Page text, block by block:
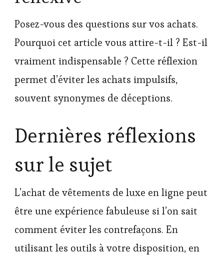
Posez-vous des questions sur vos achats.
Pourquoi cet article vous attire-t-il ? Est-il
vraiment indispensable ? Cette réflexion
permet d’éviter les achats impulsifs,
souvent synonymes de déceptions.
Dernières réflexions
sur le sujet
L’achat de vêtements de luxe en ligne peut
être une expérience fabuleuse si l’on sait
comment éviter les contrefaçons. En
utilisant les outils à votre disposition, en